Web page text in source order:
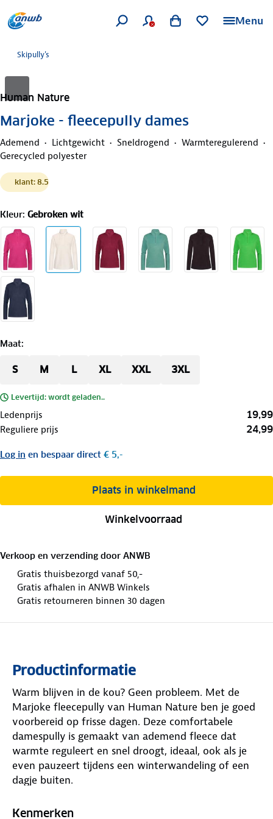
Menu
Skipully's
Human Nature
Marjoke - fleecepully dames
Ademend Lichtgewicht Sneldrogend
Warmteregulerend
Gerecycled polyester
klant: 8.5
Kleur: Gebroken wit
Maat:
S M L XL XXL 3XL
Levertijd: wordt geladen..
Ledenprijs 19,99
Reguliere prijs 24,99
Log in en bespaar direct € 5,-
Plaats in winkelmand
Winkelvoorraad
Verkoop en verzending door ANWB
Gratis thuisbezorgd vanaf 50,-
Gratis afhalen in ANWB Winkels
Gratis retourneren binnen 30 dagen
Productinformatie
Warm blijven in de kou? Geen probleem. Met de
Marjoke fleecepully van Human Nature ben je goed
voorbereid op frisse dagen. Deze comfortabele
damespully is gemaakt van ademend fleece dat
warmte reguleert en snel droogt, ideaal, ook als je
even pauzeert tijdens een winterwandeling of een
dagje buiten.
halve rits zorgen ervoor dat je nek goed beschermd
Kenmerken